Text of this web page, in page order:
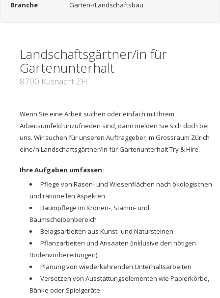
Branche Garten-/Landschaftsbau
Landschaftsgärtner/in für
Gartenunterhalt
8700 Küsnacht ZH
Wenn Sie eine Arbeit suchen oder einfach mit Ihrem
Arbeitsumfeld unzufrieden sind, dann melden Sie sich doch bei
uns. Wir suchen für unseren Auftraggeber im Grossraum Zürich
eine/n Landschaftsgärtner/in für Gartenunterhalt Try & Hire.
Ihre Aufgaben umfassen:
Pflege von Rasen- und Wiesenflächen nach ökologischen
und rationellen Aspekten
Baumpflege im Kronen-, Stamm- und
Baumscheibenbereich
Belagsarbeiten aus Kunst- und Natursteinen
Pflanzarbeiten und Ansaaten (inklusive den nötigen
Bodenvorbereitungen)
Planung von wiederkehrenden Unterhaltsarbeiten
Versetzen von Ausstattungselementen wie Papierkörbe,
Bänke oder Spielgeräte